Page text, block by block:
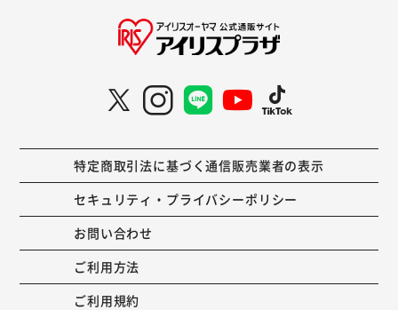
特定商取引法に基づく通信販売業者の表示
セキュリティ・プライバシーポリシー
お問い合わせ
ご利用方法
ご利用規約